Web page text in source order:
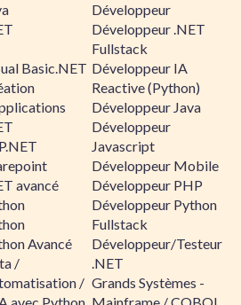
Basic.NET
avancé
Avancé
/
/
Développeur
Développeur .NET
Fullstack
Développeur IA
Reactive (Python)
Développeur Java
Développeur
Javascript
Développeur Mobile
Développeur PHP
Développeur Python
Fullstack
Développeur/Testeur
.NET
Grands Systèmes -